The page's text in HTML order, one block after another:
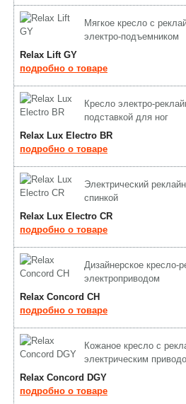
Мягкое кресло с
электро-подъемником
Relax Lift GY
подробно о товаре
Кресло электро-
подставкой для ног
Relax Lux Electro BR
подробно о товаре
Электрический
спинкой
Relax Lux Electro CR
подробно о товаре
Дизайнерское кресло-
электроприводом
Relax Concord CH
подробно о товаре
Кожаное кресло с
электрическим
Relax Concord DGY
подробно о товаре